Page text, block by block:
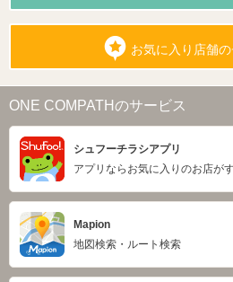
お気に入り店舗
ONE COMPATHのサービス
シュフーチラシアプリ
アプリならお気に入りのお店が
Mapion
地図検索・ルート検索